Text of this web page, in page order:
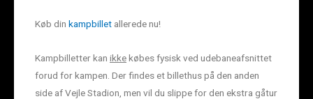
Køb din kampbillet allerede nu!
Kampbilletter kan ikkekøbes fysisk ved udebaneafsnittet
forud for kampen. Der findes et billethus på den anden
side af Vejle Stadion, men vil du slippe for den ekstra gåtur